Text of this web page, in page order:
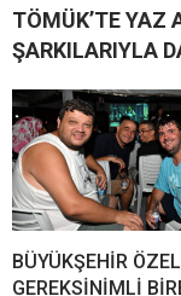
TÖMÜK’TE YAZ
ŞARKILARIYLA
BÜYÜKŞEHİR ÖZEL
GEREKSİNİMLİ